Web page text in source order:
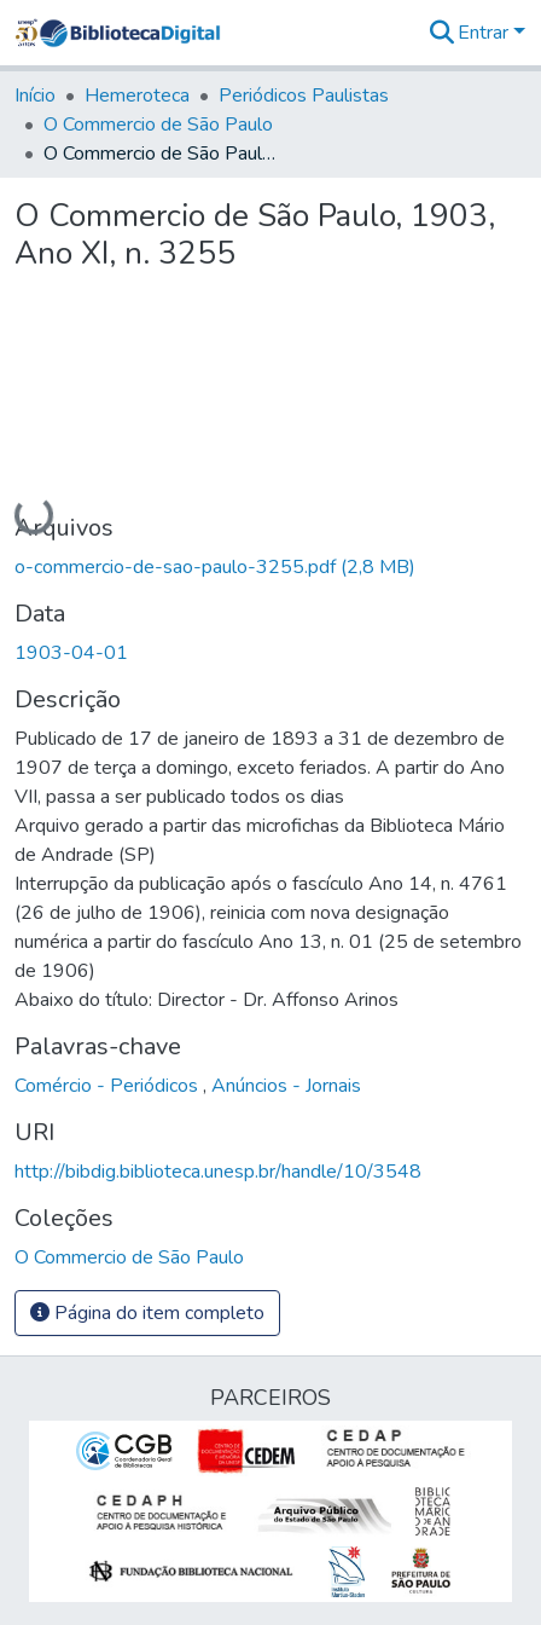
&
Coleções
Tudo na
Biblioteca
Estatísticas
Entrar
Início Hemeroteca
Periódicos Paulistas
O Commercio de São Paulo
O Commercio de São Paulo, 1903, Ano XI, n. 3255
O Commercio de São Paulo, 1903,
Ano XI, n. 3255
Carregando...
Arquivos
o-commercio-de-sao-paulo-3255.pdf(2,8 MB)
Data
1903-04-01
Descrição
Publicado de 17 de janeiro de 1893 a 31 de dezembro de
1907 de terça a domingo, exceto feriados. A partir do Ano
VII, passa a ser publicado todos os dias
Arquivo gerado a partir das microfichas da Biblioteca Mário
de Andrade (SP)
Interrupção da publicação após o fascículo Ano 14, n. 4761
(26 de julho de 1906), reinicia com nova designação
numérica a partir do fascículo Ano 13, n. 01 (25 de setembro
de 1906)
Abaixo do título: Director - Dr. Affonso Arinos
Palavras-chave
Comércio - Periódicos , Anúncios - Jornais
URI
http://bibdig.biblioteca.unesp.br/handle/10/3548
Coleções
O Commercio de São Paulo
Página do item completo
PARCEIROS